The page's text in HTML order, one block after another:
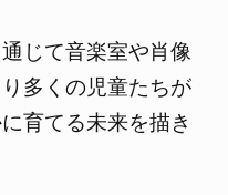
じて音楽室や肖像
多くの児童たちが
育てる未来を描き